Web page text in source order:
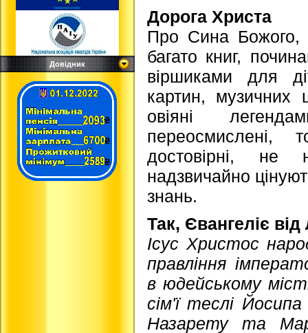
Довідник
Дорога Христа
Про Сина Божого,
багато книг,
віршиками для
картин, музичних
овіяні
достовірні, не
надзвичайно
знань.
Так, Євангеліє
Ісус Христос
правління
в юдейському
сім'ї теслі
Назарету та